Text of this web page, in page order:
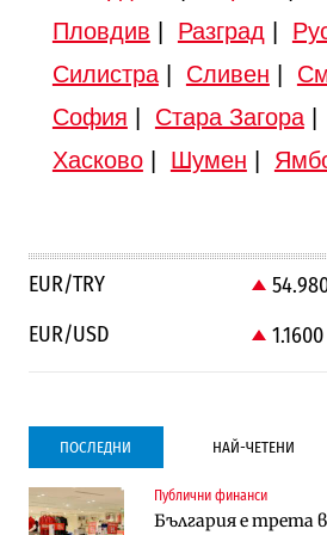
Пловдив
Разград
Силистра| Сливен
София
Стара Загора|
Хасково| Шумен
EUR/TRY
EUR/USD
1.1600
ПОСЛЕДНИ НАЙ-ЧЕТЕНИ
Публични финанси
България е трета
Градоустройство
Столична община
Компании
Vivacom предлага